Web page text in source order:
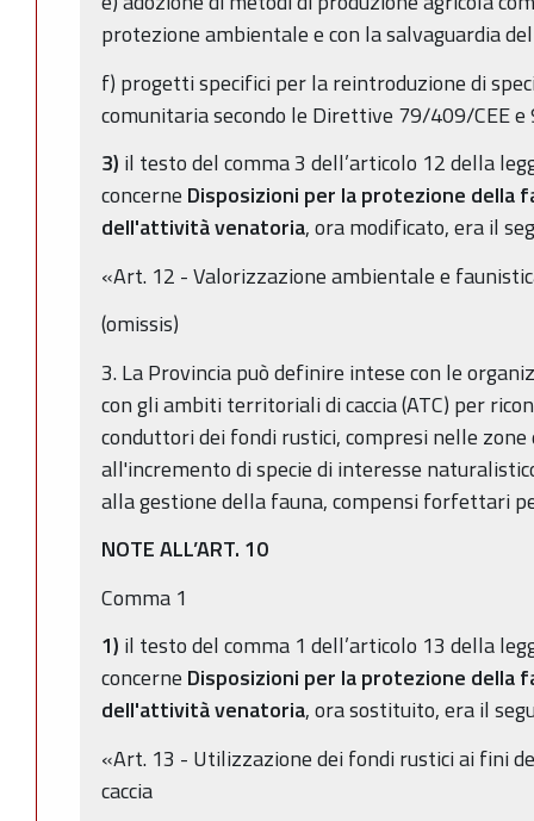
protezione ambientale e con la salvaguardia
f) progetti specifici per la reintroduzione di
comunitaria secondo le Direttive 79/409/CEE e
3) il testo del comma 3 dell’articolo 12 della
concerne Disposizioni per la protezione della
dell'attività venatoria, ora modificato, era il
«Art. 12 - Valorizzazione ambientale e
(omissis)
3. La Provincia può definire intese con le
con gli ambiti territoriali di caccia (ATC) per
conduttori dei fondi rustici, compresi nelle
all'incremento di specie di interesse
alla gestione della fauna, compensi forfettari
NOTE ALL’ART. 10
Comma 1
1) il testo del comma 1 dell’articolo 13 della
concerne Disposizioni per la protezione della
dell'attività venatoria, ora sostituito, era il
«Art. 13 - Utilizzazione dei fondi rustici ai fini
caccia